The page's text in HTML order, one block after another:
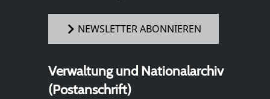
NEWSLETTER ABONNIEREN
Verwaltung und Nationalarchiv
(Postanschrift)